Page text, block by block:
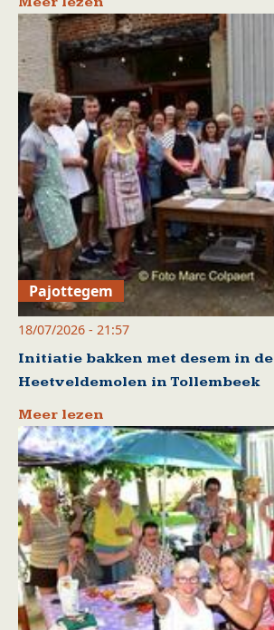
Pajottegem
18/07/2026 - 21:57
Initiatie bakken met desem in de
Heetveldemolen in Tollembeek
Meer lezen